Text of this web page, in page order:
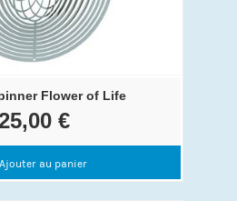
Flower of Life
€
Ajouter au panier